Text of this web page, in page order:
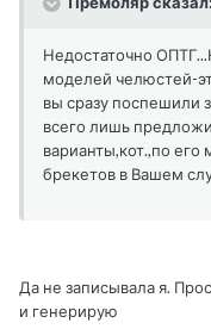
Недостаточно
моделей челюстей-
вы сразу поспешили
всего лишь
варианты,кот.,по
брекетов в Вашем
Да не записывала я.
и генерирую